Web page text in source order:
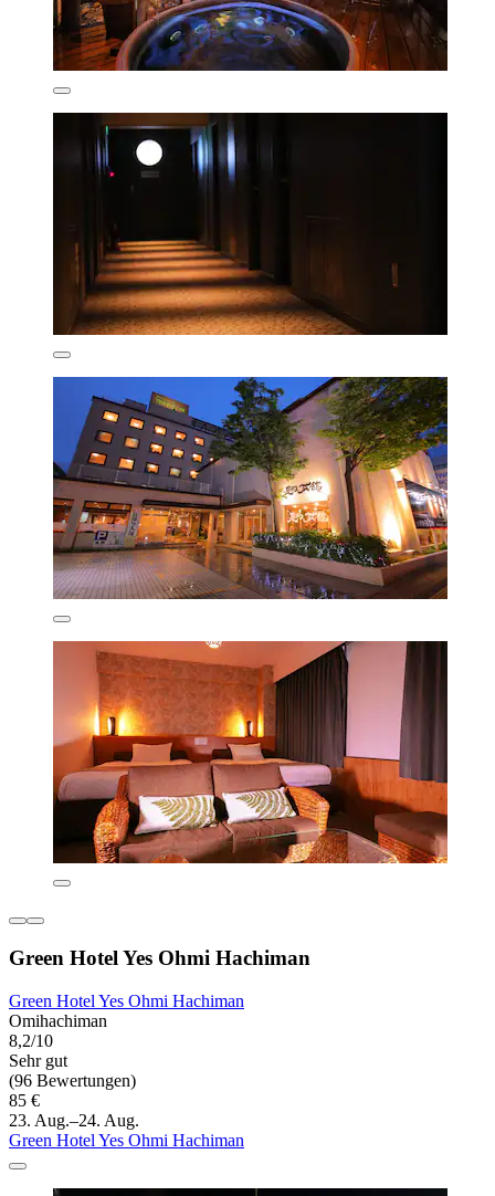
Green Hotel Yes Ohmi Hachiman
Green Hotel Yes Ohmi Hachiman
Omihachiman
8,2/10
Sehr gut
(96 Bewertungen)
85 €
23. Aug.–24. Aug.
Green Hotel Yes Ohmi Hachiman